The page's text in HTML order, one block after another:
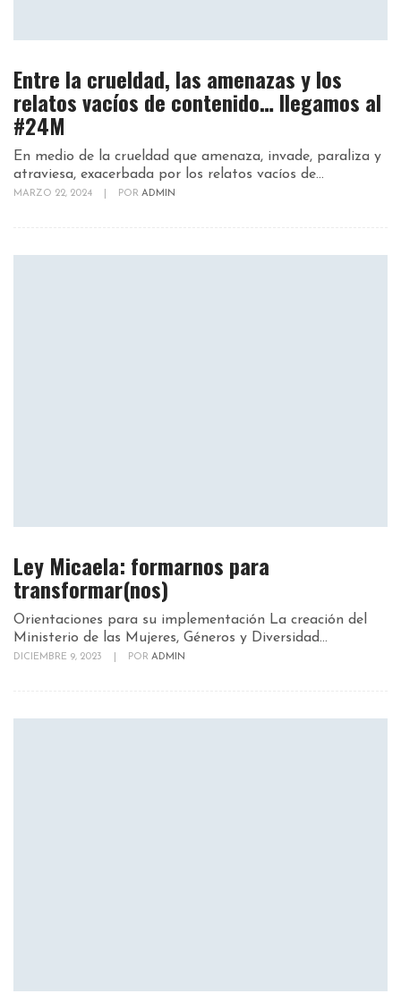
Entre la crueldad, las amenazas y los
relatos vacíos de contenido… llegamos al
#24M
En medio de la crueldad que amenaza, invade, paraliza y
atraviesa, exacerbada por los relatos vacíos de...
MARZO 22, 2024 POR ADMIN
Ley Micaela: formarnos para
transformar(nos)
Orientaciones para su implementación La creación del
Ministerio de las Mujeres, Géneros y Diversidad...
DICIEMBRE 9, 2023 POR ADMIN